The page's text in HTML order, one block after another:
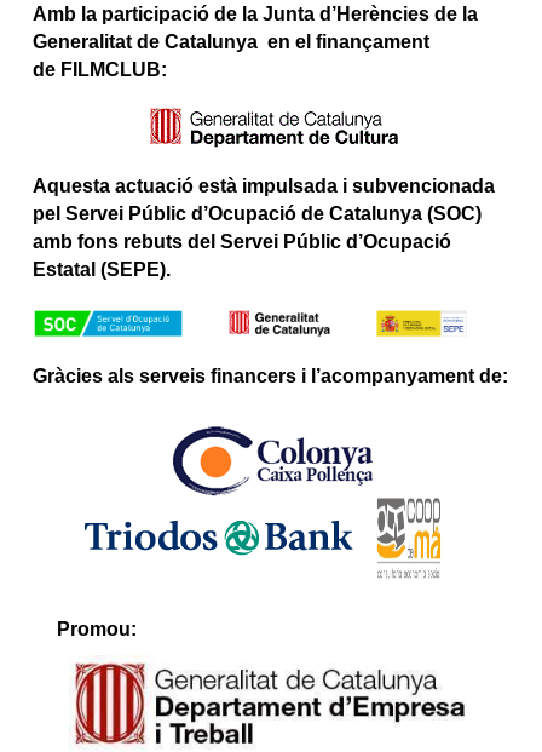
Amb la participació de la Junta d’Herències de la
Generalitat de Catalunya en el finançament
de FILMCLUB:
Aquesta actuació està impulsada i subvencionada
pel Servei Públic d’Ocupació de Catalunya (SOC)
amb fons rebuts del Servei Públic d’Ocupació
Estatal (SEPE).
Gràcies als serveis financers i l’acompanyament de:
Promou: